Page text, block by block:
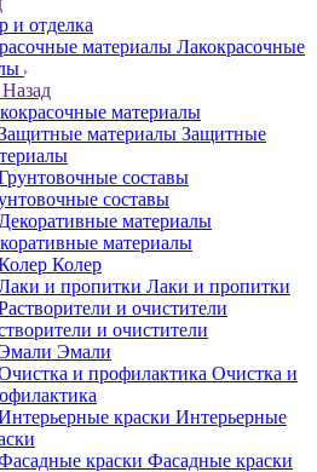
и отделка
Лакокрасочные
Назад
материалы
Защитные
составы
материалы
Колер
Лаки и пропитки
и очистители
Эмали
Очистка и
Интерьерные
Фасадные краски